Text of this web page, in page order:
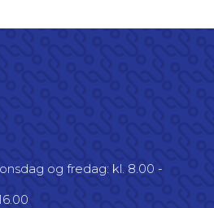
og fredag: kl. 8.00 -